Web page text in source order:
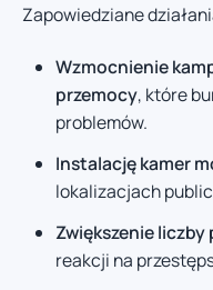
Zapowiedziane
Wzmocnienie
przemocy, które
problemów.
Instalację kamer
lokalizacjach
Zwiększenie
reakcji na